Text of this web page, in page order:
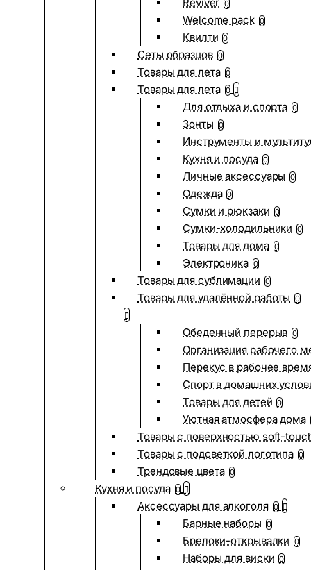
0
Welcome pack 0
Квилти 0
Сеты образцов 0
Товары для лета 0
Товары для лета 0
Для отдыха и спорта 0
Зонты 0
Инструменты и
Кухня и посуда 0
Личные аксессуары 0
Одежда 0
Сумки и рюкзаки 0
Сумки-холодильники 0
Товары для дома 0
Электроника 0
Товары для сублимации 0
Товары для удалённой работы 0
Обеденный перерыв 0
Организация рабочего
Перекус в рабочее
Спорт в домашних
Товары для детей 0
Уютная атмосфера дома
Товары с поверхностью soft-
Товары с подсветкой логотипа 0
Трендовые цвета 0
Кухня и посуда 0
Аксессуары для алкоголя 0
Барные наборы 0
Брелоки-открывалки 0
Наборы для виски 0